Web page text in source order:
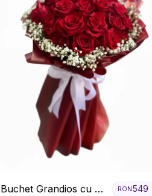
Buchet Grandios cu 25
RON549